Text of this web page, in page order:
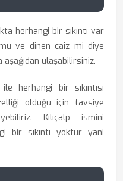
herhangi bir sıkıntı var
ve dinen caiz mi diye
aşağıdan ulaşabilirsiniz.
herhangi bir sıkıntısı
olduğu için tavsiye
Kılıçalp ismini
bir sıkıntı yoktur yani